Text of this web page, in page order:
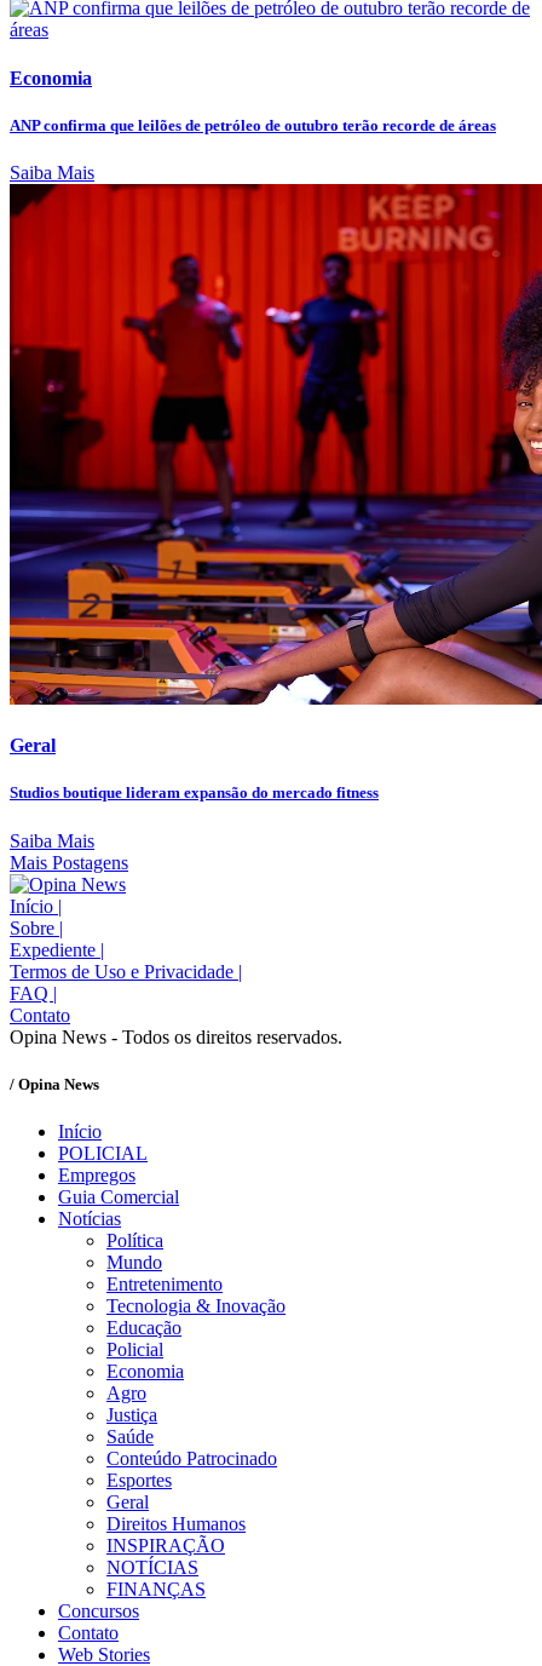
Economia
ANP confirma que leilões de petróleo de outubro terão recorde de áreas
Saiba Mais
Geral
Studios boutique lideram expansão do mercado fitness
Saiba Mais
Mais Postagens
Início |
Sobre |
Expediente |
Termos de Uso e Privacidade |
FAQ |
Contato
Opina News - Todos os direitos reservados.
/ Opina News
Início
POLICIAL
Empregos
Guia Comercial
Notícias
Política
Mundo
Entretenimento
Tecnologia & Inovação
Educação
Policial
Economia
Agro
Justiça
Saúde
Conteúdo Patrocinado
Esportes
Geral
Direitos Humanos
INSPIRAÇÃO
NOTÍCIAS
FINANÇAS
Concursos
Contato
Web Stories